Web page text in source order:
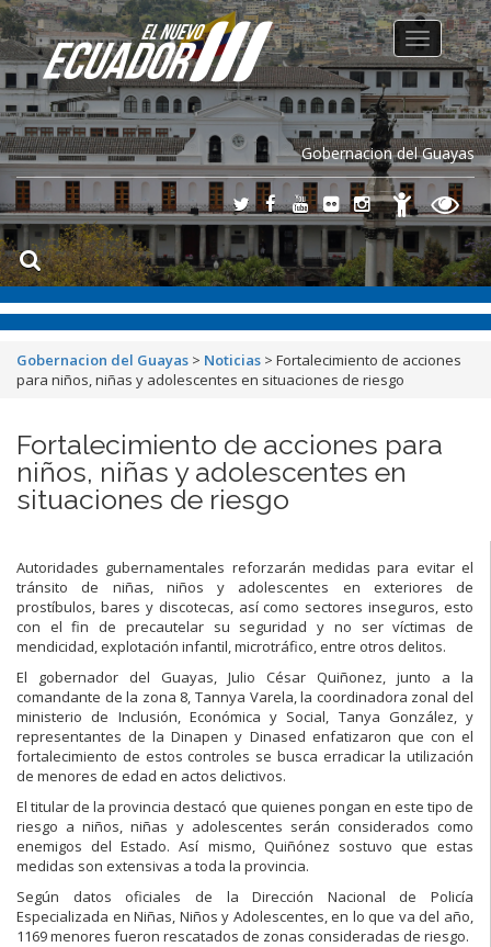
Gobernacion del Guayas
Toggle
navigation
Gobernacion del Guayas > Noticias > Fortalecimiento de acciones
para niños, niñas y adolescentes en situaciones de riesgo
Fortalecimiento de acciones para
niños, niñas y adolescentes en
situaciones de riesgo
Autoridades gubernamentales reforzarán medidas para evitar el
tránsito de niñas, niños y adolescentes en exteriores de
prostíbulos, bares y discotecas, así como sectores inseguros, esto
con el fin de precautelar su seguridad y no ser víctimas de
mendicidad, explotación infantil, microtráfico, entre otros delitos.
El gobernador del Guayas, Julio César Quiñonez, junto a la
comandante de la zona 8, Tannya Varela, la coordinadora zonal del
ministerio de Inclusión, Económica y Social, Tanya González, y
representantes de la Dinapen y Dinased enfatizaron que con el
fortalecimiento de estos controles se busca erradicar la utilización
de menores de edad en actos delictivos.
El titular de la provincia destacó que quienes pongan en este tipo de
riesgo a niños, niñas y adolescentes serán considerados como
enemigos del Estado. Así mismo, Quiñónez sostuvo que estas
medidas son extensivas a toda la provincia.
Según datos oficiales de la Dirección Nacional de Policía
Especializada en Niñas, Niños y Adolescentes, en lo que va del año,
1169 menores fueron rescatados de zonas consideradas de riesgo.